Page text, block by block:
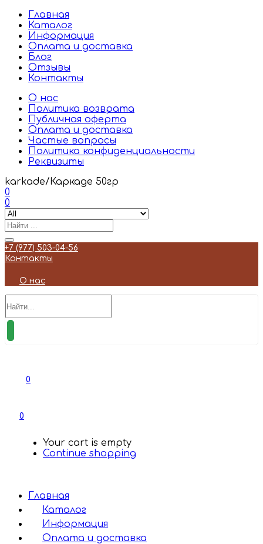
Главная
Каталог
Информация
Оплата и доставка
Блог
Отзывы
Контакты
О нас
Политика возврата
Публичная оферта
Оплата и доставка
Частые вопросы
Политика конфиденциальности
Реквизиты
karkade/Каркаде 50гр
0
0
+7 (977) 503-04-56
Контакты
О нас
0
0
Your cart is empty
Continue shopping
Главная
Каталог
Информация
Оплата и доставка